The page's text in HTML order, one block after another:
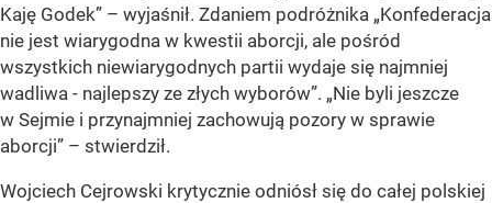
Kaję Godek” – wyjaśnił. Zdaniem podróżnika „Konfederacja
nie jest wiarygodna w kwestii aborcji, ale pośród
wszystkich niewiarygodnych partii wydaje się najmniej
wadliwa - najlepszy ze złych wyborów”. „Nie byli jeszcze
w Sejmie i przynajmniej zachowują pozory w sprawie
aborcji” – stwierdził.
Wojciech Cejrowski krytycznie odniósł się do całej polskiej